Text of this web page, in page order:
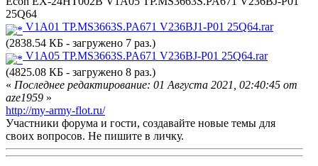
25Q64
V1A01 TP.MS3663S.PA671 V236BJ1-P01 25Q64.rar
(2838.54 КБ - загружено 7 раз.)
V1A05 TP.MS3663S.PA671 V236BJ-P01 25Q64.rar
(4825.08 КБ - загружено 8 раз.)
« Последнее редактирование: 01 Августа 2021, 02:40:45 от
aze1959 »
http://my-army-flot.ru/
Участники форума и гости, создавайте новые темы для
своих вопросов. Не пишите в личку.